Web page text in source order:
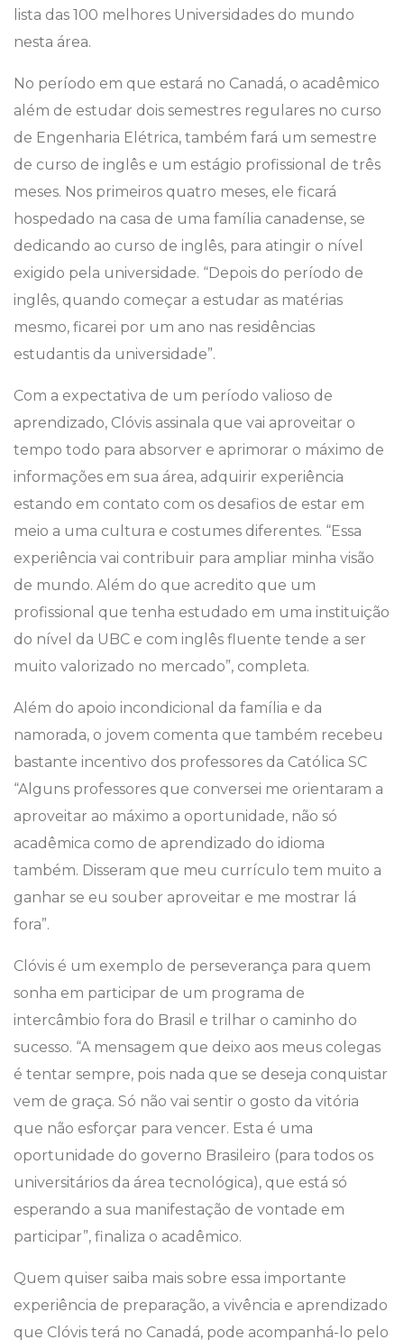
lista das 100 melhores Universidades do mundo
nesta área.
No período em que estará no Canadá, o acadêmico
além de estudar dois semestres regulares no curso
de Engenharia Elétrica, também fará um semestre
de curso de inglês e um estágio profissional de três
meses. Nos primeiros quatro meses, ele ficará
hospedado na casa de uma família canadense, se
dedicando ao curso de inglês, para atingir o nível
exigido pela universidade. “Depois do período de
inglês, quando começar a estudar as matérias
mesmo, ficarei por um ano nas residências
estudantis da universidade”.
Com a expectativa de um período valioso de
aprendizado, Clóvis assinala que vai aproveitar o
tempo todo para absorver e aprimorar o máximo de
informações em sua área, adquirir experiência
estando em contato com os desafios de estar em
meio a uma cultura e costumes diferentes. “Essa
experiência vai contribuir para ampliar minha visão
de mundo. Além do que acredito que um
profissional que tenha estudado em uma instituição
do nível da UBC e com inglês fluente tende a ser
muito valorizado no mercado”, completa.
Além do apoio incondicional da família e da
namorada, o jovem comenta que também recebeu
bastante incentivo dos professores da Católica SC
“Alguns professores que conversei me orientaram a
aproveitar ao máximo a oportunidade, não só
acadêmica como de aprendizado do idioma
também. Disseram que meu currículo tem muito a
ganhar se eu souber aproveitar e me mostrar lá
fora”.
Clóvis é um exemplo de perseverança para quem
sonha em participar de um programa de
intercâmbio fora do Brasil e trilhar o caminho do
sucesso. “A mensagem que deixo aos meus colegas
é tentar sempre, pois nada que se deseja conquistar
vem de graça. Só não vai sentir o gosto da vitória
que não esforçar para vencer. Esta é uma
oportunidade do governo Brasileiro (para todos os
universitários da área tecnológica), que está só
esperando a sua manifestação de vontade em
participar”, finaliza o acadêmico.
Quem quiser saiba mais sobre essa importante
experiência de preparação, a vivência e aprendizado
que Clóvis terá no Canadá, pode acompanhá-lo pelo